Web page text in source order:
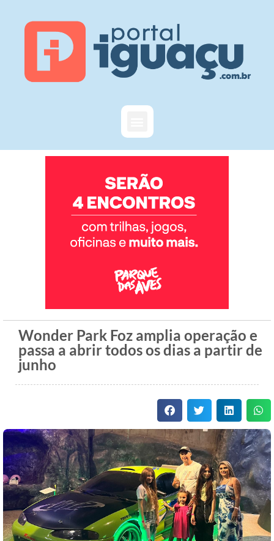
Wonder Park Foz amplia operação e
passa a abrir todos os dias a partir de
junho